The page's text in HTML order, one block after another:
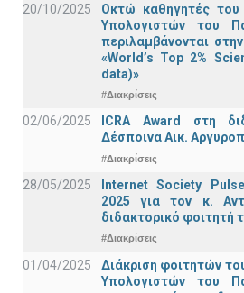
20/10/2025
Οκτώ καθηγητές του
Υπολογιστών του
περιλαμβάνονται
«World’s Top 2%
data)»
#Διακρίσεις
02/06/2025
ICRA Award στη
Δέσποινα Αικ.
#Διακρίσεις
28/05/2025
Internet Society
2025 για τον κ.
διδακτορικό φοιτητή
#Διακρίσεις
01/04/2025
Διάκριση φοιτητών
Υπολογιστών του